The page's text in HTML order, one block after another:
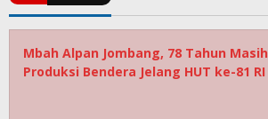
Mbah Alpan Jombang, 78 Tahun Masih
Produksi Bendera Jelang HUT ke-81 RI